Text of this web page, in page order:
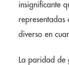
insignificante
representadas
diverso en
La paridad de